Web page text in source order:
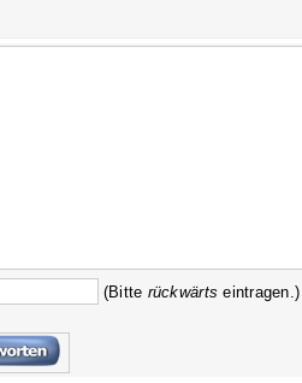
(Bitte rückwärts eintragen.)